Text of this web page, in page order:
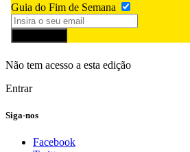
Guia do Fim de Semana
Não tem acesso a esta edição
Entrar
Siga-nos
Facebook